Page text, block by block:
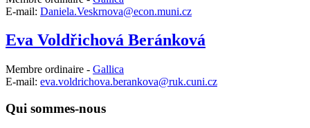
E-mail: Daniela.Veskrnova@econ.muni.cz
Eva Voldřichová Beránková
Membre ordinaire - Gallica
E-mail: eva.voldrichova.berankova@ruk.cuni.cz
Qui sommes-nous